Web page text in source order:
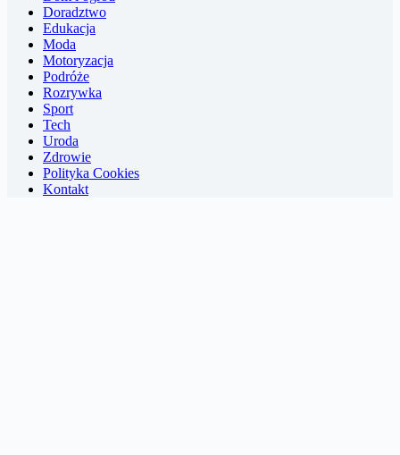
Doradztwo
Edukacja
Moda
Motoryzacja
Podróże
Rozrywka
Sport
Tech
Uroda
Zdrowie
Polityka Cookies
Kontakt